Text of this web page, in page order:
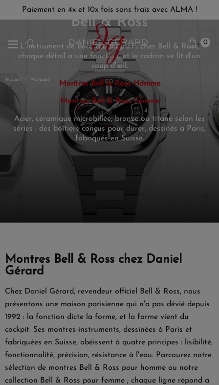
Paiement en 4x et 10x fois sans frais avec ALMA !
0
Accueil Marques
Bell & Ross
L'instrument de bord au poignet : chez Bell & Ross,
chaque détail a une fonction, et le cadran se lit d'un
coup d'œil.
Montres Bell & Ross Homme
Montres Bell & Ross Femme
Acier, céramique microbillée, bronze ou titane selon les
séries : des boîtiers conçus pour durer, dessinés à Paris,
fabriqués en Suisse.
Montres Bell & Ross chez Daniel
Gérard
Chez Daniel Gérard, revendeur officiel Bell & Ross, nous
présentons une maison parisienne qui n'a pas dévié depuis
1992 : la fonction dicte la forme, et la forme vient du
cockpit. Ses montres-instruments, dessinées à Paris et
fabriquées en Suisse, obéissent à quatre principes : lisibilité,
fonctionnalité, précision, résistance à l'eau. Parcourez notre
sélection de montres Bell & Ross pour homme ou notre
collection Bell & Ross pour femme ; chaque ligne répond à